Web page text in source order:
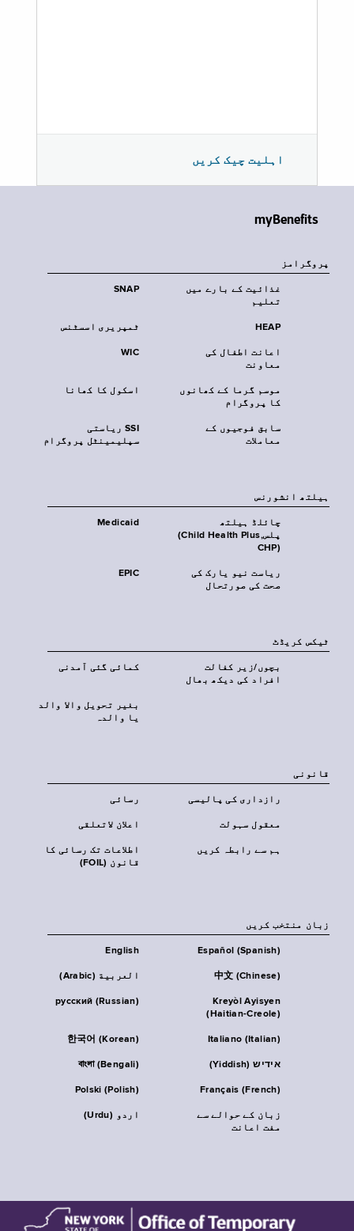
اہلیت چیک کریں
myBenefits
پروگرامز
SNAP
غذائیت کے بارے میں
تعلیم
ٹمپریری اسسٹنس HEAP
WIC
اعانت اطفال کی
معاونت
اسکول کا کھانا
موسم گرما کے کھانوں
کا پروگرام
SSI ریاستی
سپلیمینٹل پروگرام
سابق فوجیوں کے
معاملات
‏ہیلتھ انشورنس
Medicaid
چائلڈ ہیلتھ
پلس‎(Child Health Plus,
CHP)‎
EPIC
ریاست نیو یارک کی
صحت کی صورتحال
ٹیکس کریڈٹ
کمائی گئی آمدنی
بچوں/زیر کفالت
افراد کی دیکھ بھال
بغیر تحویل والا والد
یا والدہ
قانونی
رسائی رازداری کی پالیسی
اعلان لاتعلقی معقول سہولت
اطلاعات تک رسائی کا
قانون (FOIL)
ہم سے رابطہ کریں
زبان منتخب کریں
English Español (Spanish)
العربية (Arabic) 中文 (Chinese)
русский (Russian)
Kreyòl Ayisyen
(Haitian-Creole)
한국어 (Korean) Italiano (Italian)
বাংলা (Bengali) אידיש (Yiddish)
Polski (Polish) Français (French)
اردو (Urdu)
زبان کے حوالے سے
مفت اعانت